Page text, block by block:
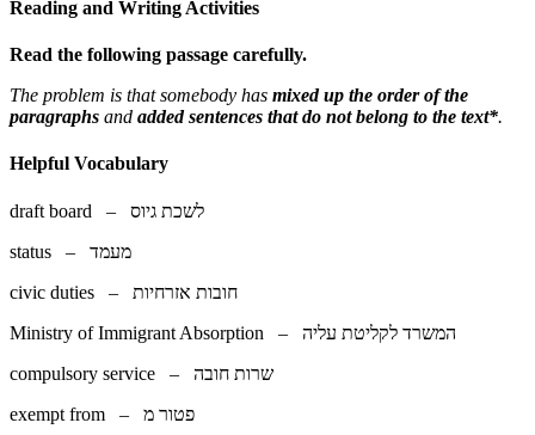
Reading and Writing Activities
Read the following passage carefully.
The problem is that somebody has mixed up the order of the
paragraphs and added sentences that do not belong to the text*.
Helpful Vocabulary
draft board – לשכת גיוס
status – מעמד
civic duties – חובות אזרחיות
Ministry of Immigrant Absorption – המשרד לקליטת עליה
compulsory service – שרות חובה
exempt from – פטור מ